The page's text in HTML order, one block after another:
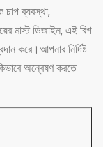
চাপ ব্যবস্থা,
মাস্ট ডিজাইন, এই রিগ
করে।আপনার নির্দিষ্ট
অন্বেষণ করতে